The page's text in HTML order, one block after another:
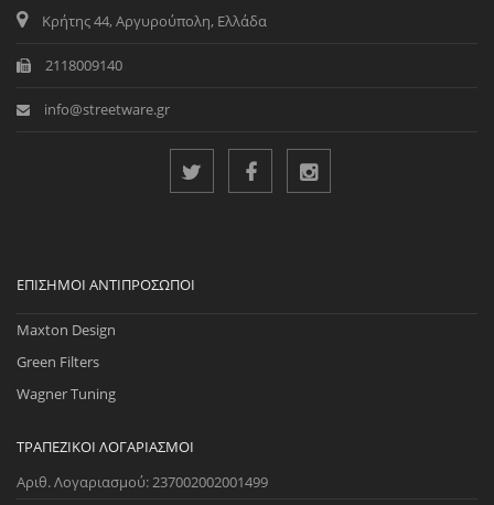
Κρήτης 44, Αργυρούπολη, Ελλάδα
2118009140
info@streetware.gr
ΕΠΊΣΗΜΟΙ ΑΝΤΙΠΡΌΣΩΠΟΙ
Maxton Design
Green Filters
Wagner Tuning
ΤΡΑΠΕΖΙΚΟΊ ΛΟΓΑΡΙΑΣΜΟΊ
Αριθ. Λογαριασμού: 237002002001499